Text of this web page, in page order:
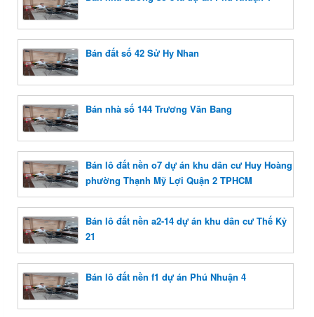
Bán đất số 42 Sử Hy Nhan
Bán nhà số 144 Trương Văn Bang
Bán lô đất nền o7 dự án khu dân cư Huy Hoàng
phường Thạnh Mỹ Lợi Quận 2 TPHCM
Bán lô đất nền a2-14 dự án khu dân cư Thế Kỷ
21
Bán lô đất nền f1 dự án Phú Nhuận 4